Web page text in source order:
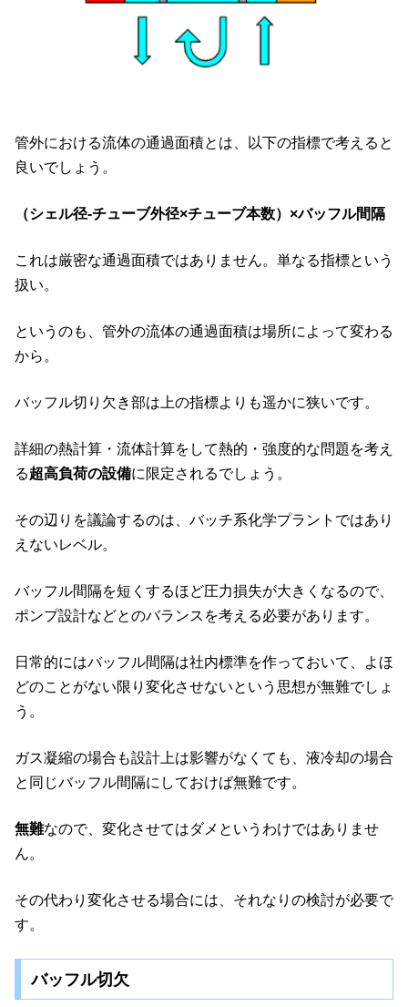
管外における流体の通過面積とは、以下の指標で考えると
良いでしょう。
（シェル径-チューブ外径×チューブ本数）×バッフル間隔
これは厳密な通過面積ではありません。単なる指標という
扱い。
というのも、管外の流体の通過面積は場所によって変わる
から。
バッフル切り欠き部は上の指標よりも遥かに狭いです。
詳細の熱計算・流体計算をして熱的・強度的な問題を考え
る超高負荷の設備に限定されるでしょう。
その辺りを議論するのは、バッチ系化学プラントではあり
えないレベル。
バッフル間隔を短くするほど圧力損失が大きくなるので、
ポンプ設計などとのバランスを考える必要があります。
日常的にはバッフル間隔は社内標準を作っておいて、よほ
どのことがない限り変化させないという思想が無難でしょ
う。
ガス凝縮の場合も設計上は影響がなくても、液冷却の場合
と同じバッフル間隔にしておけば無難です。
無難なので、変化させてはダメというわけではありませ
ん。
その代わり変化させる場合には、それなりの検討が必要で
す。
バッフル切欠